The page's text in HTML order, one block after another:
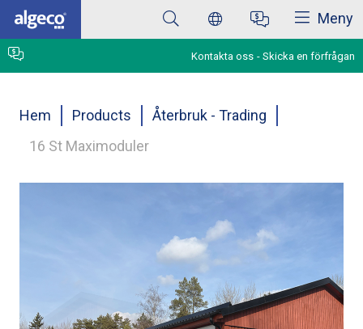
Hoppa
huvudinnehåll
Meny
Kontakta oss Skicka en förfrågan
Länkstig
Hem Products
Återbruk - Trading
16 St Maximoduler